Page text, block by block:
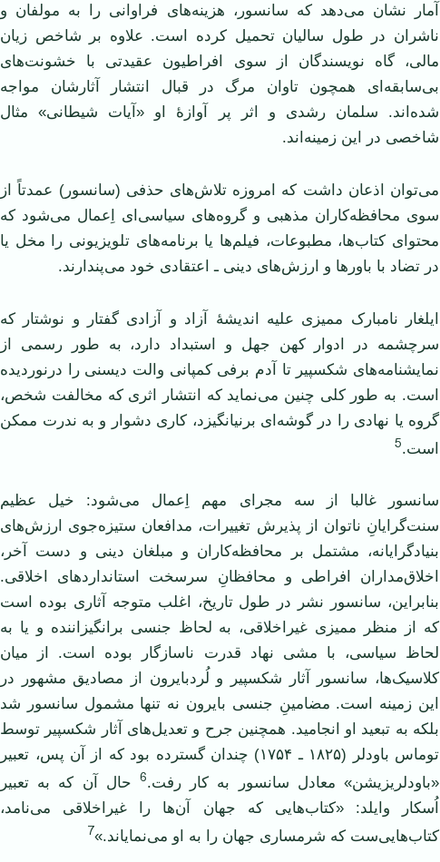
آمار نشان می‌دهد که سانسور، هزینه‌های فراوانی را به مولفان و
ناشران در طول سالیان تحمیل کرده است. علاوه بر شاخص زیان
مالی، گاه نویسندگان از سوی افراطیون عقیدتی با خشونت‌های
بی‌سابقه‌ای همچون تاوان مرگ در قبال انتشار آثارشان مواجه
شده‌اند. سلمان رشدی و اثر پر آوازۀ او «آیات شیطانی» مثال
شاخصی در این زمینه‌اند.
می‌توان اذعان داشت که امروزه تلاش‌های حذفی (سانسور) عمدتاً از
سوی محافظه‌کاران مذهبی و گروه‌های سیاسی‌ای اِعمال می‌شود که
محتوای کتاب‌ها، مطبوعات، فیلم‌ها یا برنامه‌های تلویزیونی را مخل یا
در تضاد با باورها و ارزش‌های دینی ـ اعتقادی خود می‌پندارند.
ایلغار نامبارک ممیزی علیه اندیشۀ آزاد و آزادی گفتار و نوشتار که
سرچشمه در ادوار کهن جهل و استبداد دارد، به طور رسمی از
نمایشنامه‌های شکسپیر تا آدم برفی کمپانی والت دیسنی را درنوردیده
است. به طور کلی چنین می‌نماید که انتشار اثری که مخالفت شخص،
گروه یا نهادی را در گوشه‌ای برنیانگیزد، کاری دشوار و به ندرت ممکن
است.5
سانسور غالبا از سه مجرای مهم اِعمال می‌شود: خیل عظیم
سنت‌گرایانِ ناتوان از پذیرش تغییرات، مدافعان ستیزه‌جوی ارزش‌های
بنیادگرایانه، مشتمل بر محافظه‌کاران و مبلغان دینی و دست آخر،
اخلاق‌مداران افراطی و محافظانِ سرسخت استانداردهای اخلاقی.
بنابراین، سانسور نشر در طول تاریخ، اغلب متوجه آثاری بوده است
که از منظر ممیزی غیراخلاقی، به لحاظ جنسی برانگیزاننده و یا به
لحاظ سیاسی، با مشی نهاد قدرت ناسازگار بوده است. از میان
کلاسیک‌ها، سانسور آثار شکسپیر و لُردبایرون از مصادیق مشهور در
این زمینه است. مضامینِ جنسی بایرون نه تنها مشمول سانسور شد
بلکه به تبعید او انجامید. همچنین جرح و تعدیل‌های آثار شکسپیر توسط
توماس باودلر (۱۸۲۵ ـ ۱۷۵۴) چندان گسترده بود که از آن پس، تعبیر
«باودلریزیشن» معادل سانسور به کار رفت.6حال آن که به تعبیر
اُسکار وایلد: «کتاب‌هایی که جهان آن‌ها را غیراخلاقی می‌نامد،
کتاب‌هایی‌ست که شرمساری جهان را به او می‌نمایاند.»7